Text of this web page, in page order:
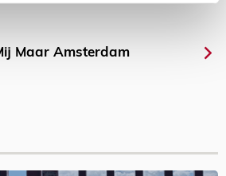
Maar Amsterdam